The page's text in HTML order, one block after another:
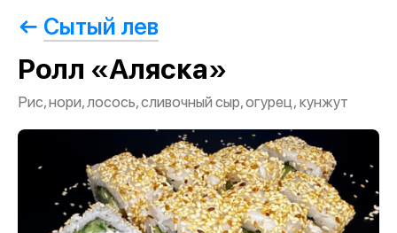
Сытый лев
Ролл «Аляска»
Рис, нори, лосось, сливочный сыр, огурец, кунжут